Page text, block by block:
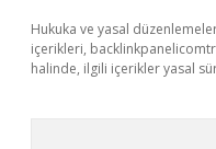
Hukuka ve yasal
içerikleri,
halinde, ilgili içerikler yasal